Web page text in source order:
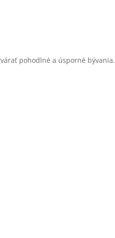
pohodlné a úsporné bývania.